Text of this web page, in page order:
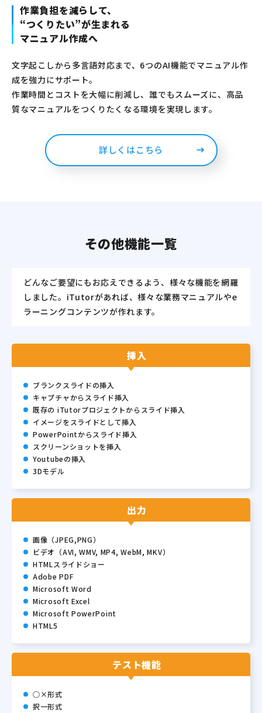
作業負担を減らして、
“つくりたい”が生まれる
マニュアル作成へ
文字起こしから多言語対応まで、6つのAI機能でマニュアル作
成を強力にサポート。
作業時間とコストを大幅に削減し、誰でもスムーズに、高品
質なマニュアルをつくりたくなる環境を実現します。
詳しくはこちら
その他機能一覧
どんなご要望にもお応えできるよう、様々な機能を網羅
しました。 iTutorがあれば、様々な業務マニュアルやe
ラーニングコンテンツが作れます。
挿入
ブランクスライドの挿入
キャプチャからスライド挿入
既存の iTutorプロジェクトからスライド挿入
イメージをスライドとして挿入
PowerPointからスライド挿入
スクリーンショットを挿入
Youtubeの挿入
3Dモデル
出力
画像（JPEG,PNG）
ビデオ（AVI, WMV, MP4, WebM, MKV）
HTMLスライドショー
Adobe PDF
Microsoft Word
Microsoft Excel
Microsoft PowerPoint
HTML5
テスト機能
○×形式
択一形式